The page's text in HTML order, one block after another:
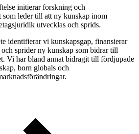
initierar forskning och
som leder till att ny kunskap inom
utvecklas och sprids.
identifierar vi kunskapsgap, finansierar
sprider ny kunskap som bidrar till
Vi har bland annat bidragit till fördjupade
born globals och